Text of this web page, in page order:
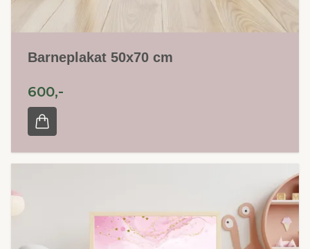
Barneplakat 50x70 cm
600,-